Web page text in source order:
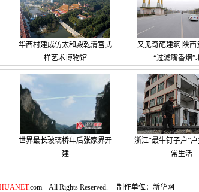
华西村建成仿太和殿乾清宫式
样艺术博物馆
又见奇葩建筑 陕西
“过滤嘴香烟”
世界最长玻璃桥年后张家界开
建
浙江“最牛钉子户”
常生活
.com All Rights Reserved. 制作单位：新华网